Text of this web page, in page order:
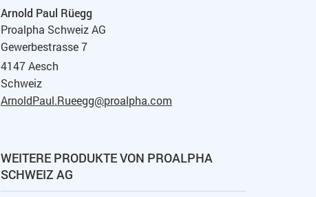
Arnold Paul Rüegg
Proalpha Schweiz AG
Gewerbestrasse 7
4147 Aesch
Schweiz
ArnoldPaul.Rueegg@proalpha.com
WEITERE PRODUKTE VON PROALPHA
SCHWEIZ AG